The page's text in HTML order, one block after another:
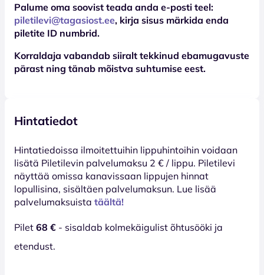
Palume oma soovist teada anda e-posti teel:
piletilevi@tagasiost.ee, kirja sisus märkida enda
piletite ID numbrid.
Korraldaja vabandab siiralt tekkinud ebamugavuste
pärast ning tänab mõistva suhtumise eest.
Hintatiedot
Hinta­tiedoissa ilmoitettuihin lippuhintoihin voidaan
lisätä Piletilevin palvelumaksu 2 € / lippu. Piletilevi
näyttää omissa kanavissaan lippujen hinnat
lopullisina, sisältäen palvelumaksun. Lue lisää
palvelumaksuista täältä!
Pilet 68 € - sisaldab kolmekäigulist õhtusööki ja
etendust.